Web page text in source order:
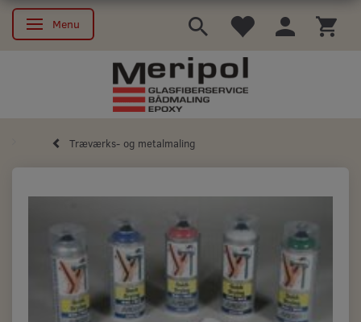
Skifte navigation
Menu
Træværks- og metalmaling